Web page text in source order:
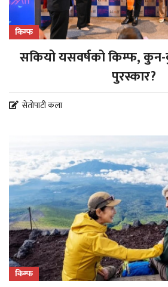
किम्फ
सकियो यसवर्षको किम्फ,
पुरस्कार?
सेतोपाटी कला
किम्फ